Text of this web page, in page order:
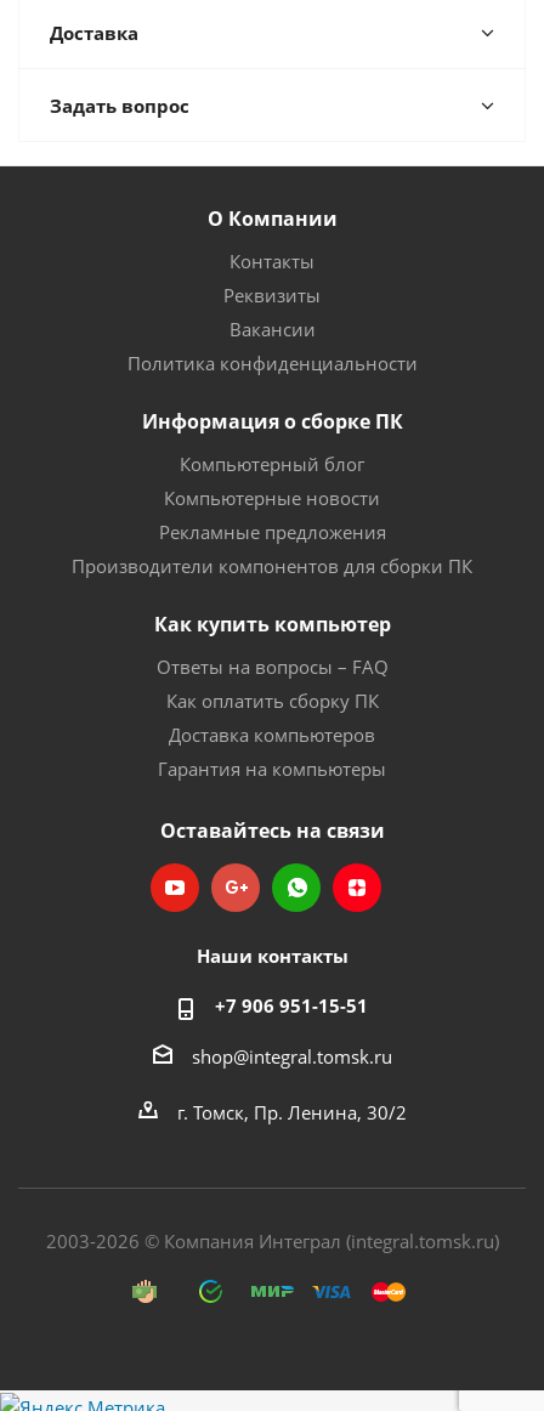
Доставка
Задать вопрос
О Компании
Контакты
Реквизиты
Вакансии
Политика конфиденциальности
Информация о сборке ПК
Компьютерный блог
Компьютерные новости
Рекламные предложения
Производители компонентов для сборки ПК
Как купить компьютер
Ответы на вопросы – FAQ
Как оплатить сборку ПК
Доставка компьютеров
Гарантия на компьютеры
Оставайтесь на связи
Наши контакты
+7 906 951-15-51
shop@integral.tomsk.ru
г. Томск, Пр. Ленина, 30/2
2003-2026 © Компания Интеграл (integral.tomsk.ru)